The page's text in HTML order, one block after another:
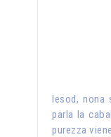
Iesod, nona
parla la
purezza